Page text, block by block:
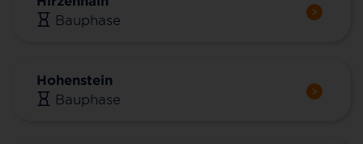
Bauphase
Hohenstein
Bauphase